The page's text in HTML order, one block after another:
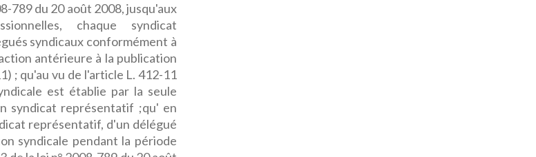
789 du 20 août 2008, jusqu'aux
chaque syndicat
syndicaux conformément à
antérieure à la publication
; qu'au vu de l'article L. 412-11
est établie par la seule
syndicat représentatif ;qu' en
représentatif, d'un délégué
syndicale pendant la période